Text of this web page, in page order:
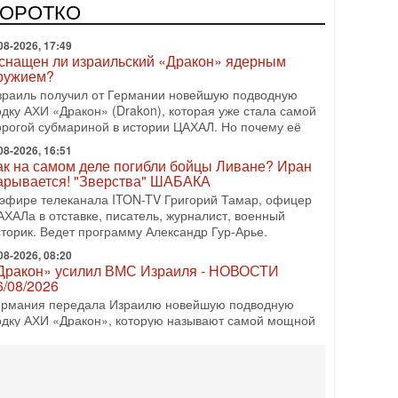
политический альянс? Что произойдет с
раскладом сил, если арабский список
2026, 17:49
ли израильский «Дракон» ядерным
получил от Германии новейшую подводную
АХИ «Дракон» (Drakon), которая уже стала самой
субмариной в истории ЦАХАЛ. Но почему её
2026, 16:51
на самом деле погибли бойцы Ливане? Иран
"Зверства" ШАБАКА
телеканала ITON-TV Григорий Тамар, офицер
в отставке, писатель, журналист, военный
Ведет программу Александр Гур-Арье.
2026, 08:20
усилил ВМС Израиля - НОВОСТИ
08/2026
передала Израилю новейшую подводную
АХИ «Дракон», которую называют самой мощной